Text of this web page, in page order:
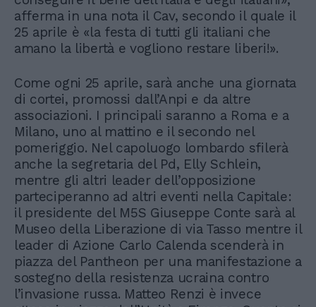
afferma in una nota il Cav, secondo il quale il
25 aprile è «la festa di tutti gli italiani che
amano la libertà e vogliono restare liberi!».
Come ogni 25 aprile, sarà anche una giornata
di cortei, promossi dall’Anpi e da altre
associazioni. I principali saranno a Roma e a
Milano, uno al mattino e il secondo nel
pomeriggio. Nel capoluogo lombardo sfilerà
anche la segretaria del Pd, Elly Schlein,
mentre gli altri leader dell’opposizione
parteciperanno ad altri eventi nella Capitale:
il presidente del M5S Giuseppe Conte sarà al
Museo della Liberazione di via Tasso mentre il
leader di Azione Carlo Calenda scenderà in
piazza del Pantheon per una manifestazione a
sostegno della resistenza ucraina contro
l’invasione russa. Matteo Renzi è invece